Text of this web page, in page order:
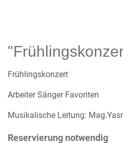
Frühlingskonzert
Arbeiter Sänger Favoriten
Musikalische Leitung:
Reservierung notwendig